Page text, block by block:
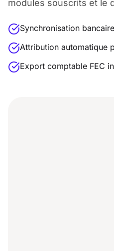
modules souscrits et le
Synchronisation
Attribution automatique
Export comptable FEC